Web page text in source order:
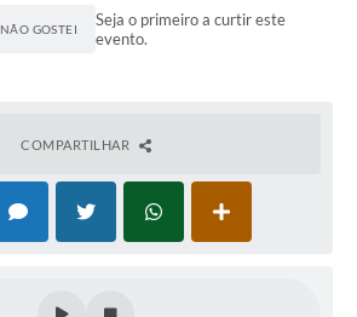
NÃO GOSTEI
Seja o primeiro a curtir este
evento.
COMPARTILHAR